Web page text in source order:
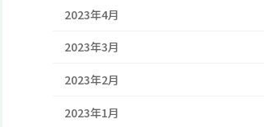
2023年4月
2023年3月
2023年2月
2023年1月